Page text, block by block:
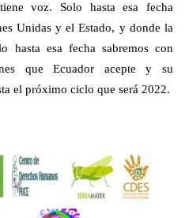
voz. Solo hasta esa fecha
Unidas y el Estado, y donde la
hasta esa fecha sabremos con
que Ecuador acepte y su
el próximo ciclo que será 2022.